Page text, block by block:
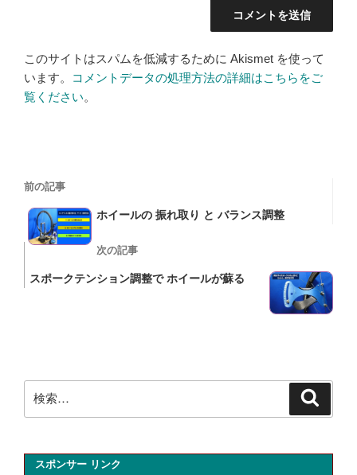
このサイトはスパムを低減するために Akismet を使って
います。
コメントデータの処理方法の詳細はこちらをご
覧ください。
投
稿
ナ
ゲ
ン
過
去
の
投
前の記事
ホイールの 振れ取り と バランス調整
次
次の記事
スポークテンション調整で ホイールが蘇る
索:
スポンサー リンク